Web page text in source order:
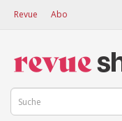
Revue Abo